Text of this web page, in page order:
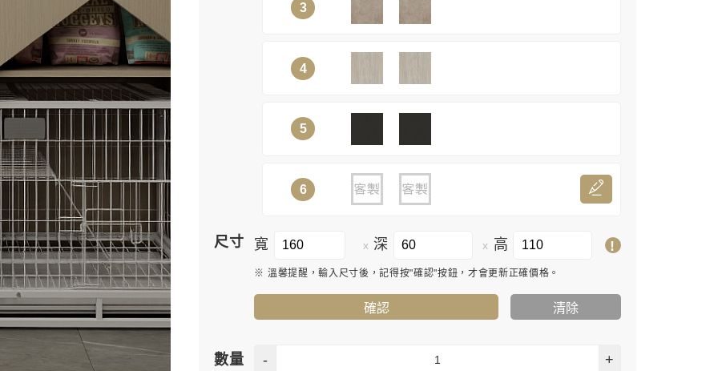
3
4
5
6
尺寸 寬 x 深 x 高 !
※ 溫馨提醒，輸入尺寸後，記得按"確認"按鈕，才會更新正確價格。
確認 清除
數量 - +